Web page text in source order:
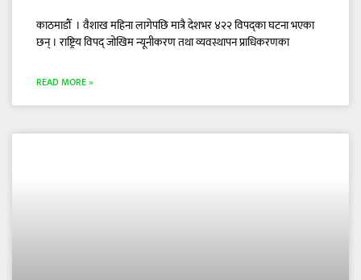
काठमाडौँ । वैशाख महिना लागेपछि मात्रै देशभर ४२२ विपद्का घटना भएका
छन् । राष्ट्रिय विपद् जोखिम न्यूनीकरण तथा व्यवस्थापन प्राधिकरणका
READ MORE »